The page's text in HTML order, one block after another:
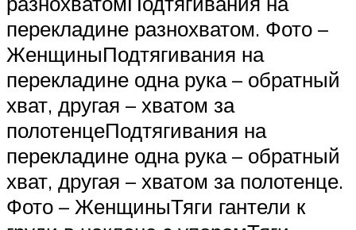
перекладине разнохватом. Фото –
ЖенщиныПодтягивания на
перекладине одна рука – обратный
хват, другая – хватом за
полотенцеПодтягивания на
перекладине одна рука – обратный
хват, другая – хватом за полотенце.
Фото – ЖенщиныТяги гантели к